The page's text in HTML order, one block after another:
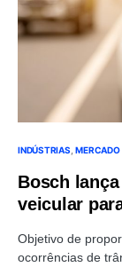
INDÚSTRIAS MERCADO
Bosch
veicular
Objetivo de
ocorrências de